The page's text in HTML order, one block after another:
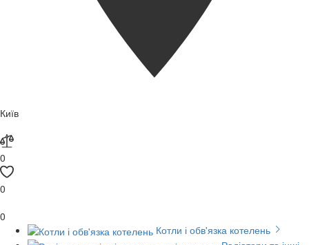
Київ
0
0
0
Котли і обв'язка котелень